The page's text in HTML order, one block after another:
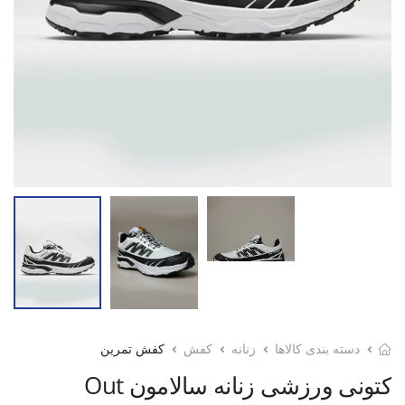
دسته بندی کالاها زنانه کفش کفش تمرین
کتونی ورزشی زنانه سالامون Out